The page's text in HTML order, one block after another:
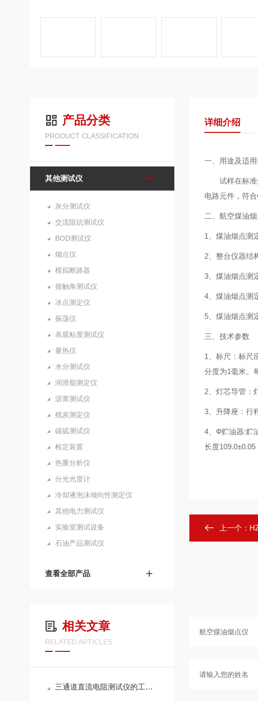
产品分类
PRODUCT CLASSIFICATION
其他测试仪
灰分测试仪
交流阻抗测试仪
BOD测试仪
烟点仪
模拟断路器
接触角测试仪
冰点测定仪
振荡仪
表观粘度测试仪
量热仪
水分测试仪
润滑脂测定仪
沥青测试仪
残炭测定仪
碳硫测试仪
检定装置
热重分析仪
分光光度计
冷却液泡沫倾向性测定仪
其他电力测试仪
实验室测试设备
石油产品测试仪
查看全部产品
相关文章
RELATED ARTICLES
三通道直流电阻测试仪的工作原理
详细介绍
一、用途及适用
试样在标
电路元件，符合
二、航空煤油
1、煤油烟点测
2、整台仪器结
3、煤油烟点测
4、煤油烟点测
5、煤油烟点测
三、技术参数
1、标尺：标尺
分度为1毫米。
2、灯芯导管：
3、升降座：行
4、Ф贮油器:贮
长度
上一个：